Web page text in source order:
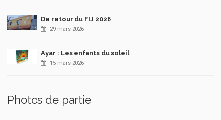
De retour du FIJ 2026
29 mars 2026
Ayar : Les enfants du soleil
15 mars 2026
Photos de partie